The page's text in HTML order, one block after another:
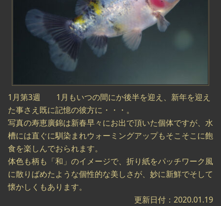
1月第3週 1月もいつの間にか後半を迎え、新年を迎え
た事さえ既に記憶の彼方に・・・。
写真の寿恵廣錦は新春早々にお出で頂いた個体ですが、水
槽には直ぐに馴染まれウォーミングアップもそこそこに飽
食を楽しんでおられます。
体色も柄も「和」のイメージで、折り紙をパッチワーク風
に散りばめたような個性的な美しさが、妙に新鮮でそして
懐かしくもあります。
更新日付：2020.01.19